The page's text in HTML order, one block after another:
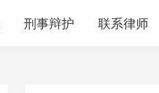
刑事辩护 联系律师